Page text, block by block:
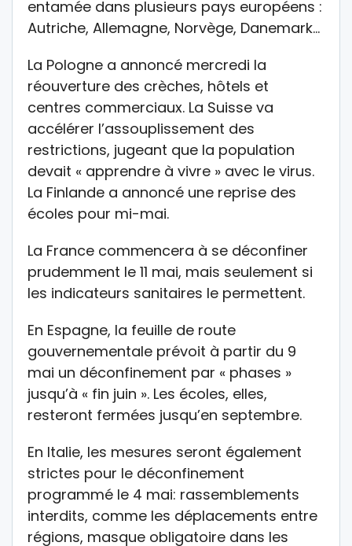
entamée dans plusieurs pays européens :
Autriche, Allemagne, Norvège, Danemark…
La Pologne a annoncé mercredi la
réouverture des crèches, hôtels et
centres commerciaux. La Suisse va
accélérer l’assouplissement des
restrictions, jugeant que la population
devait « apprendre à vivre » avec le virus.
La Finlande a annoncé une reprise des
écoles pour mi-mai.
La France commencera à se déconfiner
prudemment le 11 mai, mais seulement si
les indicateurs sanitaires le permettent.
En Espagne, la feuille de route
gouvernementale prévoit à partir du 9
mai un déconfinement par « phases »
jusqu’à « fin juin ». Les écoles, elles,
resteront fermées jusqu’en septembre.
En Italie, les mesures seront également
strictes pour le déconfinement
programmé le 4 mai: rassemblements
interdits, comme les déplacements entre
régions, masque obligatoire dans les